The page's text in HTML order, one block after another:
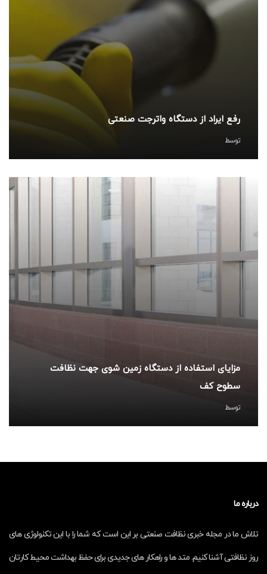
رفع ایراد از دستگاه واترجت صنعتی
توسط
مزایای استفاده از دستگاه زمین شوی جهت نظافت
سطوح کف
توسط
درباره ما
تلاش ما در مجله خبری نظافت صنعتی بر این است که شما را با این تکنولوژی های
روز نظافتی آشنا کنیم. متد ها و راهکار های جدیدی برای حفظ بهداشت محیط کارتان